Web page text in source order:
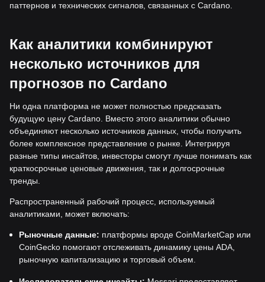
паттернов и технических сигналов, связанных с Cardano.
Как аналитики комбинируют
несколько источников для
прогнозов по Cardano
Ни одна платформа не может полностью предсказать
будущую цену Cardano. Вместо этого аналитики обычно
объединяют несколько источников данных, чтобы получить
более комплексное представление о рынке. Интегрируя
разные типы инсайтов, инвесторы смогут лучше понимать как
краткосрочные ценовые движения, так и долгосрочные
тренды.
Распространенный рабочий процесс, используемый
аналитиками, может включать:
Рыночные данные: платформы вроде CoinMarketCap или
CoinGecko помогают отслеживать динамику цены ADA,
рыночную капитализацию и торговый объем.